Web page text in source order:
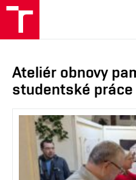
Ateliér obnovy
studentské práce